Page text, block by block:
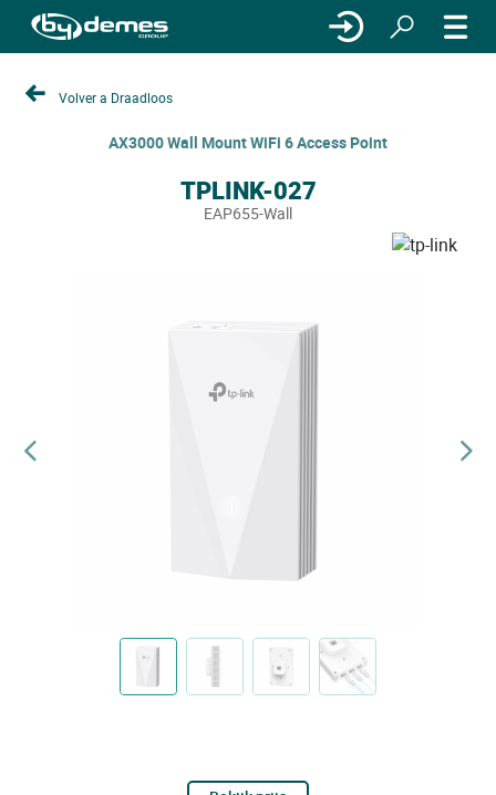
Volver a Draadloos
AX3000 Wall Mount WiFi 6 Access Point
TPLINK-027
EAP655-Wall